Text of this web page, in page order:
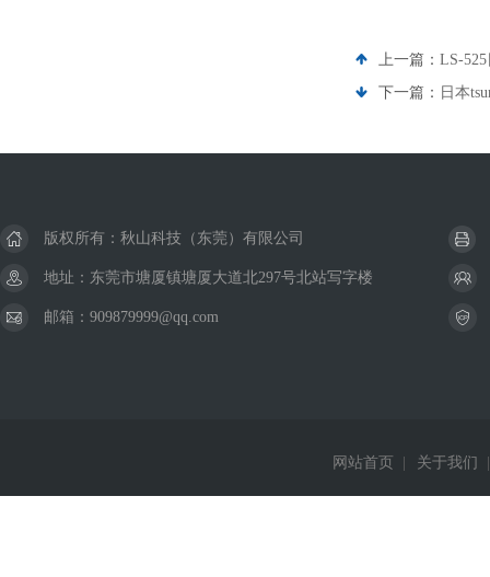
上一篇： LS-
下一篇： 日本
版权所有：秋山科技（东莞）有限公司
地址：东莞市塘厦镇塘厦大道北297号北站写字楼
邮箱：909879999@qq.com
网站首页 关于我们